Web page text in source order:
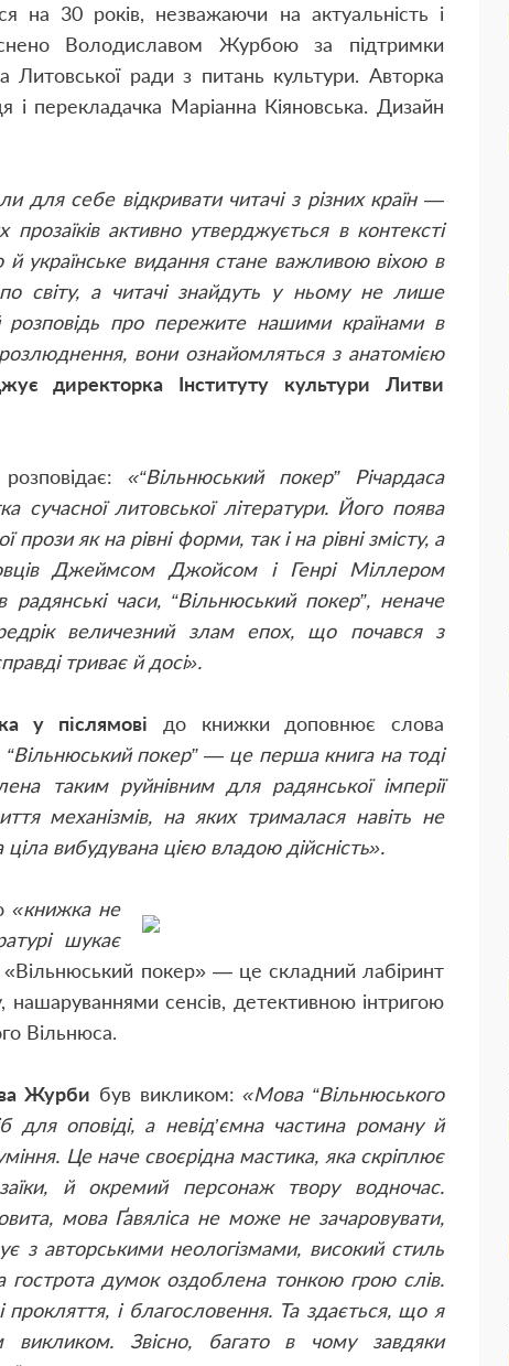
на 30 років, незважаючи на актуальність і
Володиславом Журбою за підтримки
Литовської ради з питань культури. Авторка
і перекладачка Маріанна Кіяновська. Дизайн
для себе відкривати читачі з різних країн —
активно утверджується в контексті
й українське видання стане важливою віхою в
світу, а читачі знайдуть у ньому не лише
розповідь про пережите нашими країнами в
вони ознайомляться з анатомією
директорка Інституту культури Литви
«“Вільнюський покер” Річардаса
сучасної литовської літератури. Його поява
прози як на рівні форми, так і на рівні змісту, а
Джеймсом Джойсом і Генрі Міллером
часи, “Вільнюський покер”, неначе
величезний злам епох, що почався з
триває й досі».
у післямові до книжки доповнює слова
покер” — це перша книга на тоді
таким руйнівним для радянської імперії
механізмів, на яких трималася навіть не
вибудувана цією владою дійсність».
«книжка не
шукає
«Вільнюський покер» — це складний лабіринт
нашаруваннями сенсів, детективною інтригою
Вільнюса.
Журби був викликом:«Мова “Вільнюського
оповіді, а невід’ємна частина роману й
Це наче своєрідна мастика, яка скріплює
й окремий персонаж твору водночас.
мова Ґавяліса не може не зачаровувати,
з авторськими неологізмами, високий стиль
думок оздоблена тонкою грою слів.
і благословення. Та здається, що я
Звісно, багато в чому завдяки